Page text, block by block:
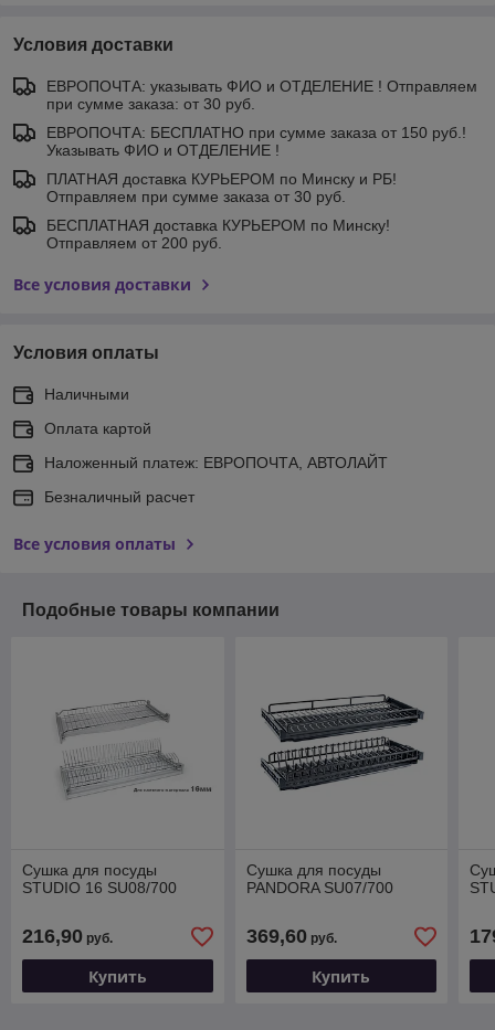
Условия доставки
ЕВРОПОЧТА: указывать ФИО и ОТДЕЛЕНИЕ ! Отправляем
при сумме заказа: от 30 руб.
ЕВРОПОЧТА: БЕСПЛАТНО при сумме заказа от 150 руб.!
Указывать ФИО и ОТДЕЛЕНИЕ !
ПЛАТНАЯ доставка КУРЬЕРОМ по Минску и РБ!
Отправляем при сумме заказа от 30 руб.
БЕСПЛАТНАЯ доставка КУРЬЕРОМ по Минску!
Отправляем от 200 руб.
Все условия доставки
Условия оплаты
Наличными
Оплата картой
Наложенный платеж: ЕВРОПОЧТА, АВТОЛАЙТ
Безналичный расчет
Все условия оплаты
Подобные товары компании
Сушка для посуды
STUDIO 16 SU08/700
216,90 руб.
Купить
Сушка для посуды
PANDORA SU07/700
369,60руб.
Купить